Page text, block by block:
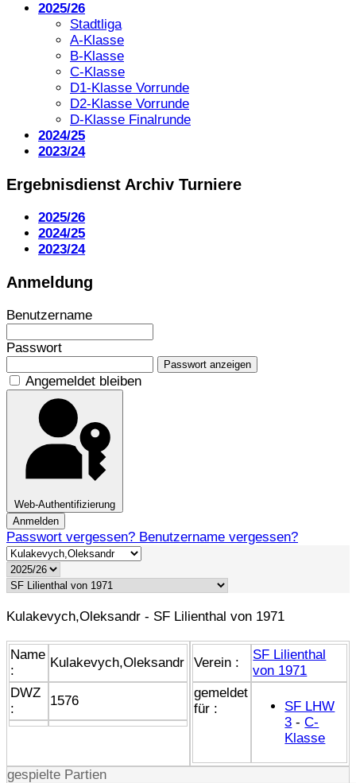
2025/26
Stadtliga
A-Klasse
B-Klasse
C-Klasse
D1-Klasse Vorrunde
D2-Klasse Vorrunde
D-Klasse Finalrunde
2024/25
2023/24
Ergebnisdienst Archiv Turniere
2025/26
2024/25
2023/24
Anmeldung
Benutzername
Passwort
Passwort anzeigen
Angemeldet bleiben
Web-Authentifizierung
Anmelden
Passwort vergessen? Benutzername vergessen?
Kulakevych,Oleksandr - SF Lilienthal von 1971
Name
:
Kulakevych,Oleksandr
DWZ
:
1576
Verein :
SF Lilienthal
von 1971
gemeldet
für :
SF LHW
3 -C-
Klasse
gespielte Partien